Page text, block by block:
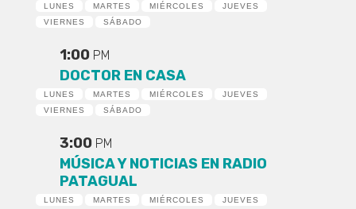
LUNES MARTES MIÉRCOLES
JUEVES
VIERNES
SÁBADO
1:00 PM
DOCTOR EN CASA
LUNES MARTES MIÉRCOLES
JUEVES
VIERNES
SÁBADO
3:00 PM
MÚSICA Y NOTICIAS EN RADIO
PATAGUAL
LUNES MARTES MIÉRCOLES
JUEVES